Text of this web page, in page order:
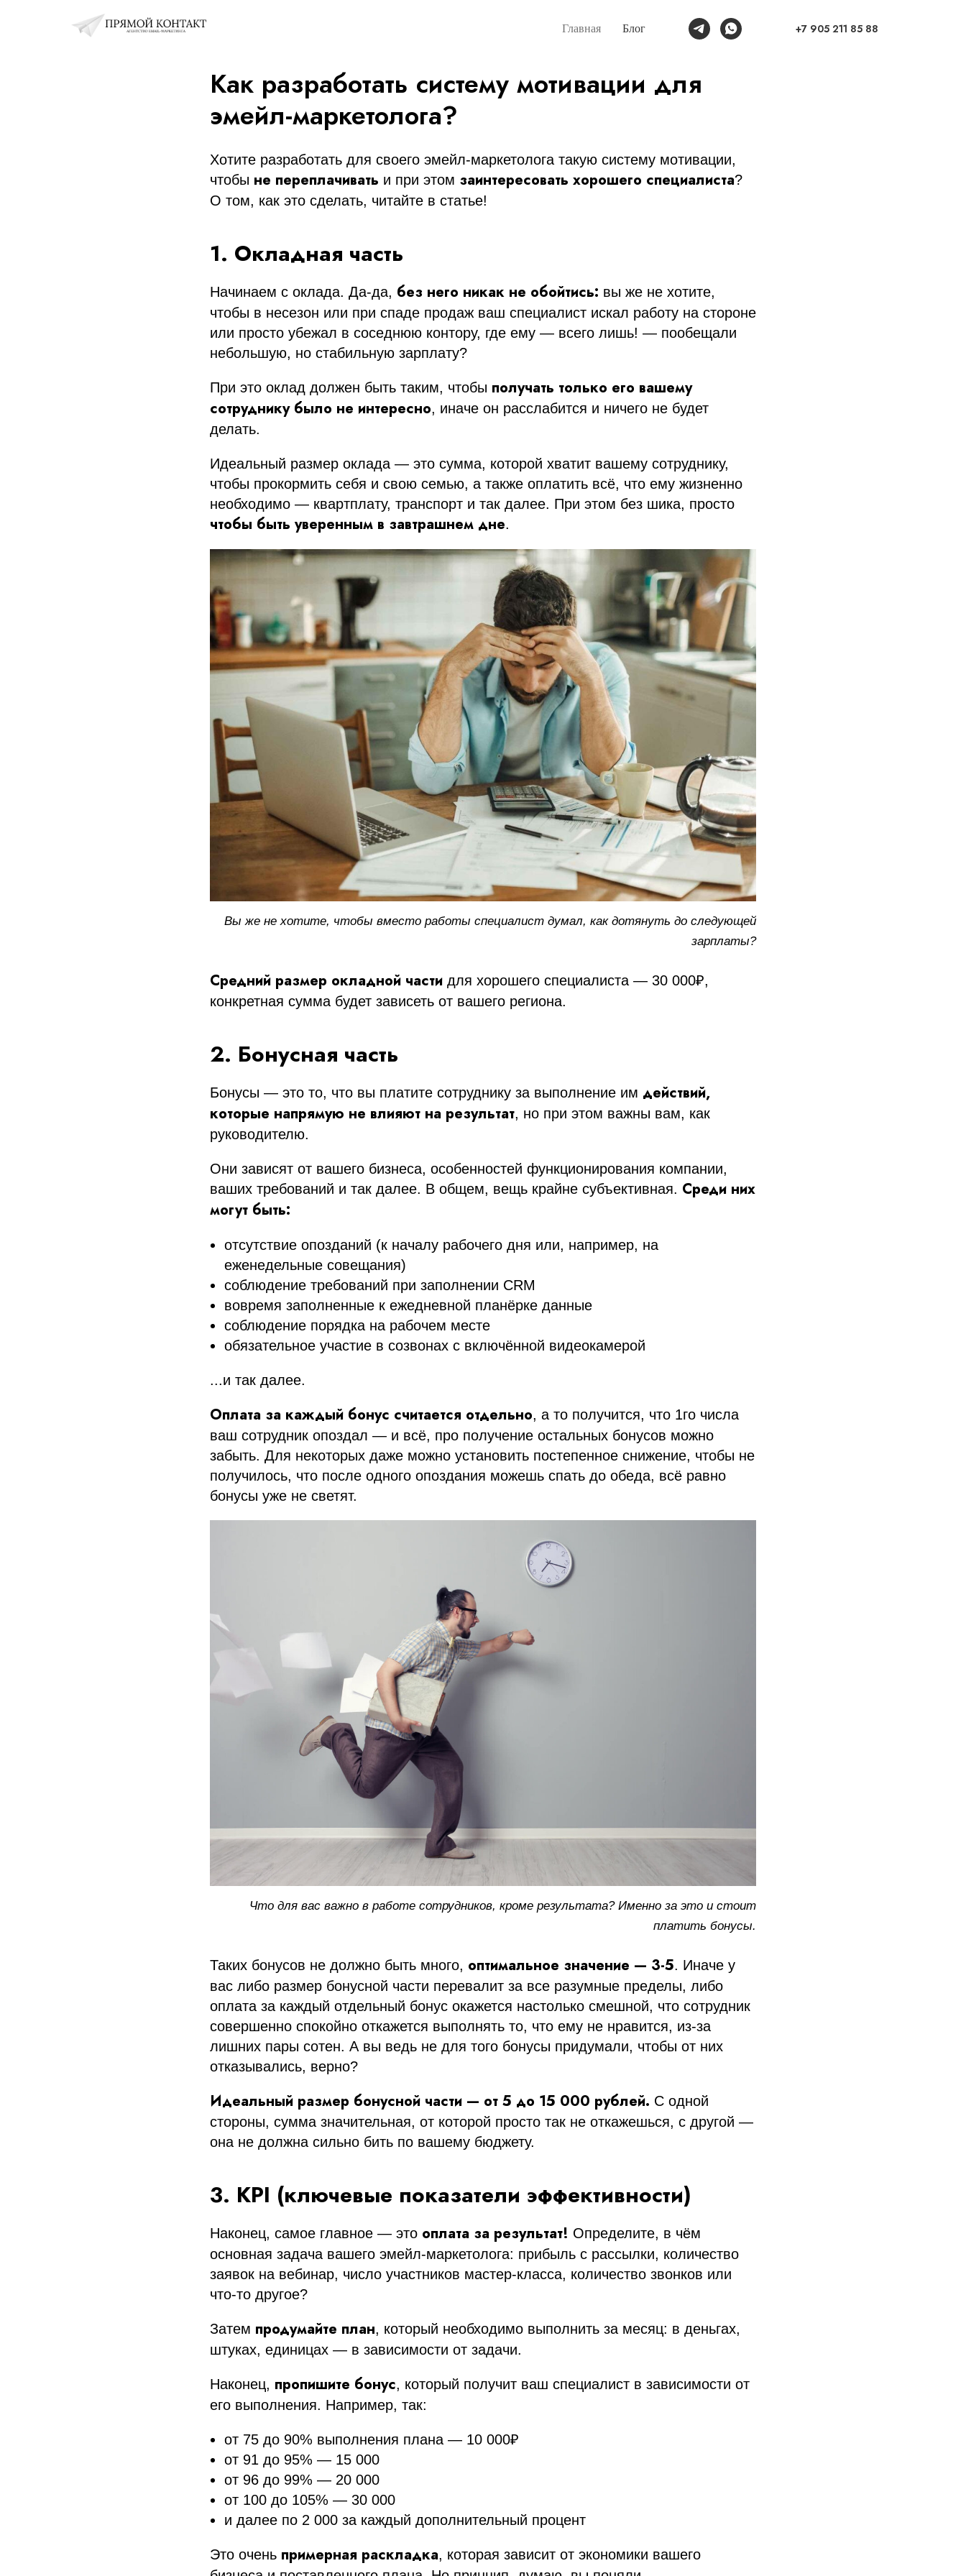
Главная Блог +7 905 211 85 88
Как разработать систему мотивации для
эмейл-маркетолога?
Хотите разработать для своего эмейл-маркетолога такую систему мотивации,
чтобы не переплачивать и при этом заинтересовать хорошего специалиста?
О том, как это сделать, читайте в статье!
1. Окладная часть
Начинаем с оклада. Да-да, без него никак не обойтись: вы же не хотите,
чтобы в несезон или при спаде продаж ваш специалист искал работу на стороне
или просто убежал в соседнюю контору, где ему — всего лишь! — пообещали
небольшую, но стабильную зарплату?
При это оклад должен быть таким, чтобы получать только его вашему
сотруднику было не интересно, иначе он расслабится и ничего не будет
делать.
Идеальный размер оклада — это сумма, которой хватит вашему сотруднику,
чтобы прокормить себя и свою семью, а также оплатить всё, что ему жизненно
необходимо — квартплату, транспорт и так далее. При этом без шика, просто
чтобы быть уверенным в завтрашнем дне.
Вы же не хотите, чтобы вместо работы специалист думал, как дотянуть до следующей
зарплаты?
Средний размер окладной части для хорошего специалиста — 30 000₽,
конкретная сумма будет зависеть от вашего региона.
2. Бонусная часть
Бонусы — это то, что вы платите сотруднику за выполнение им действий,
которые напрямую не влияют на результат, но при этом важны вам, как
руководителю.
Они зависят от вашего бизнеса, особенностей функционирования компании,
ваших требований и так далее. В общем, вещь крайне субъективная. Среди них
могут быть:
отсутствие опозданий (к началу рабочего дня или, например, на
еженедельные совещания)
соблюдение требований при заполнении CRM
вовремя заполненные к ежедневной планёрке данные
соблюдение порядка на рабочем месте
обязательное участие в созвонах с включённой видеокамерой
...и так далее.
Оплата за каждый бонус считается отдельно, а то получится, что 1го числа
ваш сотрудник опоздал — и всё, про получение остальных бонусов можно
забыть. Для некоторых даже можно установить постепенное снижение, чтобы не
получилось, что после одного опоздания можешь спать до обеда, всё равно
бонусы уже не светят.
Что для вас важно в работе сотрудников, кроме результата? Именно за это и стоит
платить бонусы.
Таких бонусов не должно быть много, оптимальное значение — 3-5. Иначе у
вас либо размер бонусной части перевалит за все разумные пределы, либо
оплата за каждый отдельный бонус окажется настолько смешной, что сотрудник
совершенно спокойно откажется выполнять то, что ему не нравится, из-за
лишних пары сотен. А вы ведь не для того бонусы придумали, чтобы от них
отказывались, верно?
Идеальный размер бонусной части — от 5 до 15 000 рублей. С одной
стороны, сумма значительная, от которой просто так не откажешься, с другой —
она не должна сильно бить по вашему бюджету.
3. KPI (ключевые показатели эффективности)
Наконец, самое главное — это оплата за результат! Определите, в чём
основная задача вашего эмейл-маркетолога: прибыль с рассылки, количество
заявок на вебинар, число участников мастер-класса, количество звонков или
что-то другое?
Затем продумайте план, который необходимо выполнить за месяц: в деньгах,
штуках, единицах — в зависимости от задачи.
Наконец, пропишите бонус, который получит ваш специалист в зависимости от
его выполнения. Например, так:
от 75 до 90% выполнения плана — 10 000₽
от 91 до 95% — 15 000
от 96 до 99% — 20 000
от 100 до 105% — 30 000
и далее по 2 000 за каждый дополнительный процент
Это очень примерная раскладка, которая зависит от экономики вашего